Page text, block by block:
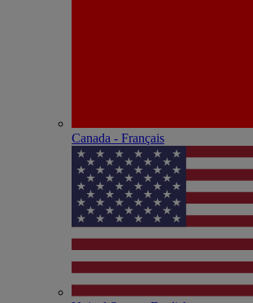
Canada - Français